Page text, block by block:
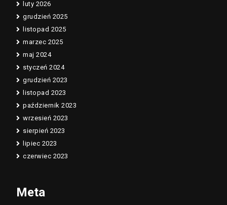
luty 2026
grudzień 2025
listopad 2025
marzec 2025
maj 2024
styczeń 2024
grudzień 2023
listopad 2023
październik 2023
wrzesień 2023
sierpień 2023
lipiec 2023
czerwiec 2023
Meta